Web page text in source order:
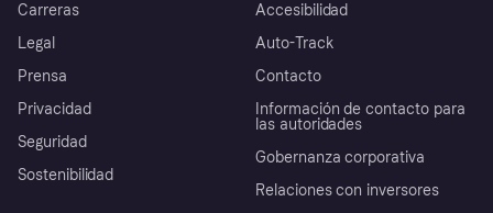
Carreras
Legal
Prensa
Privacidad
Seguridad
Sostenibilidad
Accesibilidad
Auto-Track
Contacto
Información de contacto para
las autoridades
Gobernanza corporativa
Relaciones con inversores